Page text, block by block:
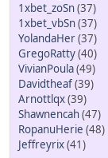
1xbet_zoSn(37)
1xbet_vbSn(37)
YolandaHer(37)
GregoRatty(40)
VivianPoula(49)
Davidtheaf(39)
Arnottlqx(39)
Shawnencah(47)
RopanuHerie (48)
Jeffreyrix(41)